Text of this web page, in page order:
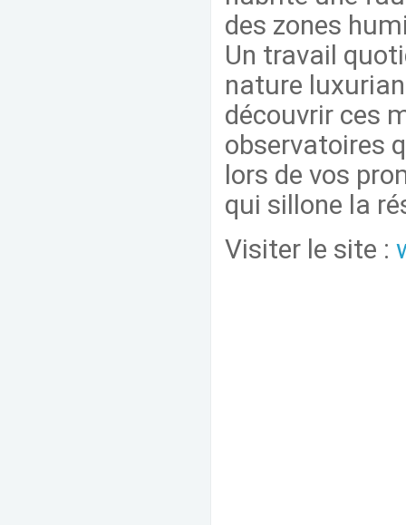
des zones
Un travail
nature
découvrir ces
observatoires
lors de vos
qui sillone la
Visiter le site :